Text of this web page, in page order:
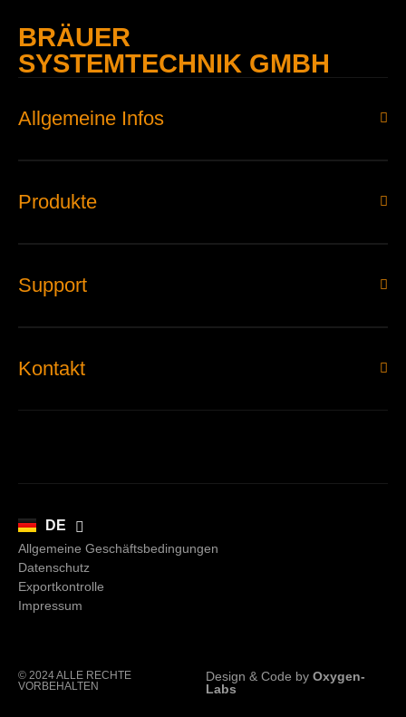
BRÄUER
SYSTEMTECHNIK GMBH
Allgemeine Infos
Produkte
Support
Kontakt
DE
EN
Allgemeine Geschäftsbedingungen
Datenschutz
Exportkontrolle
Impressum
© 2024 ALLE RECHTE
VORBEHALTEN
Design & Code byOxygen-
Labs